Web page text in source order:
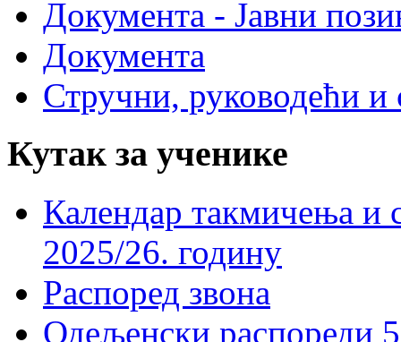
Документа - Јавни
Документа
Стручни, руководећи и
Кутак за ученике
Календар такмичења
2025/26. годину
Распоред звона
Одељенски распореди